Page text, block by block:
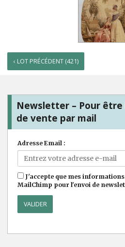
‹ LOT PRÉCÉDENT (421)
Newsletter – Pour
de vente par mail
Adresse Email :
J'accepte que mes
MailChimp pour l'envoi de